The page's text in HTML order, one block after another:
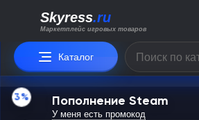
Skyress.ru
Маркетплейс игровых товаров
Каталог
3% Пополнение Steam
У меня есть промокод